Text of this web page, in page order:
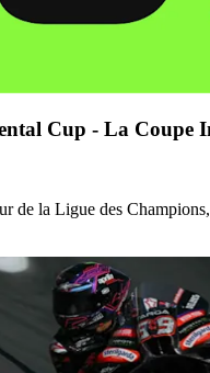
Cup - La Coupe
de la Ligue des